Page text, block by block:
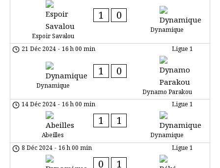
Espoir Savalou
1 0
Dynamique
Ligue 1
21 Déc 2024 - 16 h 00 min
Dynamique
1 0
Dynamo Parakou
Ligue 1
14 Déc 2024 - 16 h 00 min
Abeilles
1 1
Dynamique
Ligue 1
8 Déc 2024 - 16 h 00 min
0 1